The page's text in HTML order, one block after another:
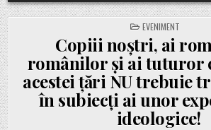
POSTED
IN
EVENIMENT
Copiii noștri, ai
românilor și ai tuturor
acestei țări NU trebuie
în subiecți ai unor
ideologice!